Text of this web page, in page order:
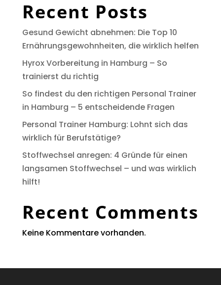
Recent Posts
Gesund Gewicht abnehmen: Die Top 10
Ernährungsgewohnheiten, die wirklich helfen
Hyrox Vorbereitung in Hamburg – So
trainierst du richtig
So findest du den richtigen Personal Trainer
in Hamburg – 5 entscheidende Fragen
Personal Trainer Hamburg: Lohnt sich das
wirklich für Berufstätige?
Stoffwechsel anregen: 4 Gründe für einen
langsamen Stoffwechsel – und was wirklich
hilft!
Recent Comments
Keine Kommentare vorhanden.